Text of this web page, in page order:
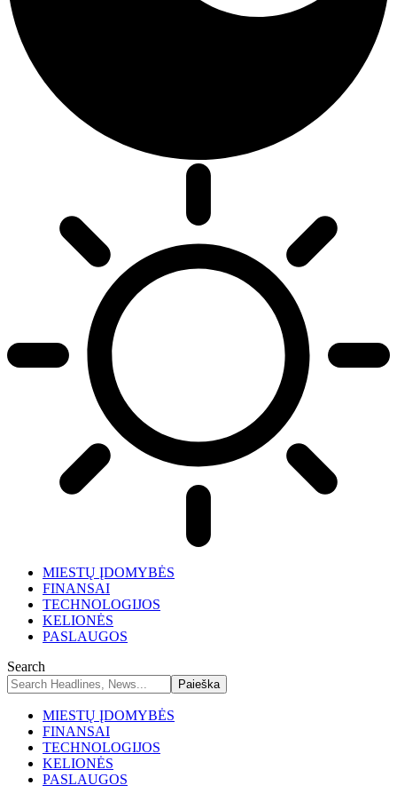
MIESTŲ ĮDOMYBĖS
FINANSAI
TECHNOLOGIJOS
KELIONĖS
PASLAUGOS
Search
MIESTŲ ĮDOMYBĖS
FINANSAI
TECHNOLOGIJOS
KELIONĖS
PASLAUGOS